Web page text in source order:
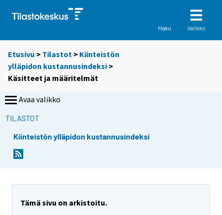
Haku Valikko
Etusivu > Tilastot > Kiinteistön
ylläpidon kustannusindeksi >
Käsitteet ja määritelmät
Avaa valikko
TILASTOT
Kiinteistön ylläpidon kustannusindeksi
Tämä sivu on arkistoitu.